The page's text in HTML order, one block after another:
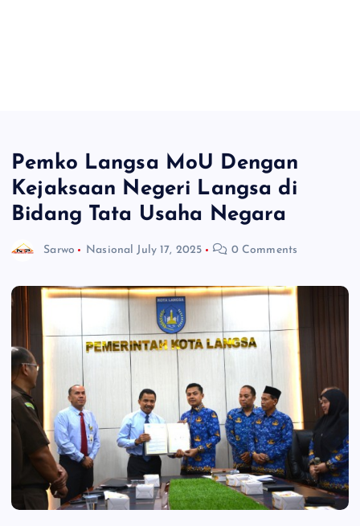
Pemko Langsa MoU Dengan
Kejaksaan Negeri Langsa di
Bidang Tata Usaha Negara
Sarwo Nasional July 17, 2025 0 Comments